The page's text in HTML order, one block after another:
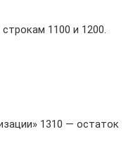
1100 и 1200.
1310 — остаток